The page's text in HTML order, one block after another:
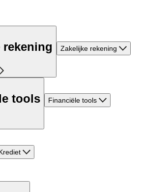
rekening Zakelijke rekening
tools Financiële tools